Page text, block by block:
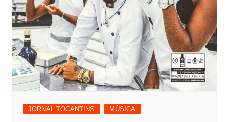
JORNAL TOCANTINS MÚSICA